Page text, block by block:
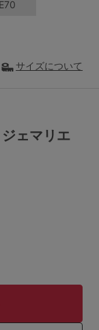
ェマリエ
E70
サイズについて